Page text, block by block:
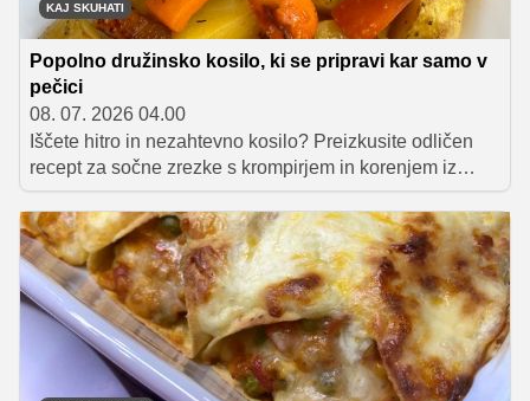
KAJ SKUHATI
Popolno družinsko kosilo, ki se pripravi kar samo v
pečici
08. 07. 2026 04.00
Iščete hitro in nezahtevno kosilo? Preizkusite odličen
recept za sočne zrezke s krompirjem in korenjem iz
pečice, ki vam bo prihranil čas, a navdušil z izvrstnim
okusom celotno družino.